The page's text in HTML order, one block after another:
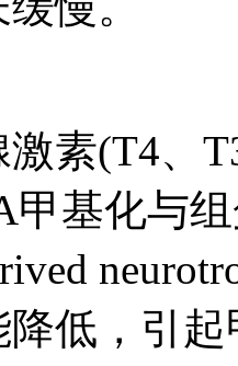
素(T4、
甲基化与
低，引